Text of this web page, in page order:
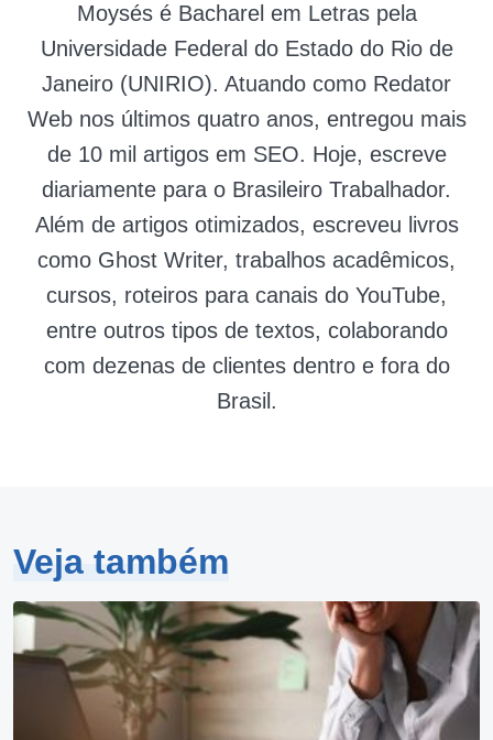
Moysés é Bacharel em Letras pela
Universidade Federal do Estado do Rio de
Janeiro (UNIRIO). Atuando como Redator
Web nos últimos quatro anos, entregou mais
de 10 mil artigos em SEO. Hoje, escreve
diariamente para o Brasileiro Trabalhador.
Além de artigos otimizados, escreveu livros
como Ghost Writer, trabalhos acadêmicos,
cursos, roteiros para canais do YouTube,
entre outros tipos de textos, colaborando
com dezenas de clientes dentro e fora do
Brasil.
Veja também